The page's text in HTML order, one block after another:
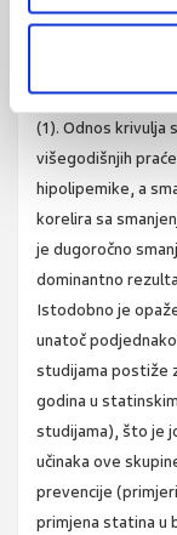
da sama
smanjenju
(1). Odnos krivulja
višegodišnjih
hipolipemike, a
korelira sa
je dugoročno
dominantno
Istodobno je
unatoč
studijama postiže
godina u
studijama), što je
učinaka ove
prevencije
primjena statina u